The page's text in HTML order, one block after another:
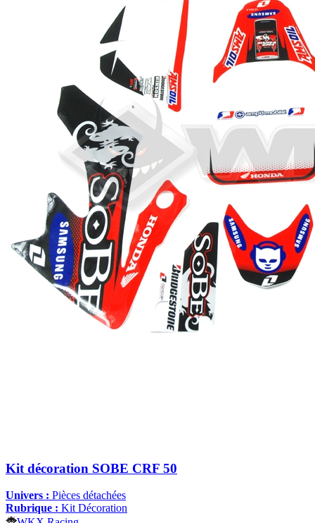
Kit décoration SOBE CRF 50
Univers : Pièces détachées
Rubrique : Kit Décoration